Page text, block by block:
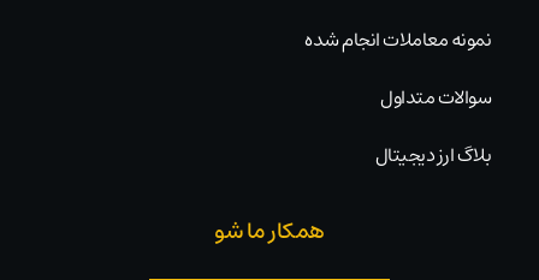
نمونه معاملات انجام شده
سوالات متداول
بلاگ ارز دیجیتال
همکار ما شو